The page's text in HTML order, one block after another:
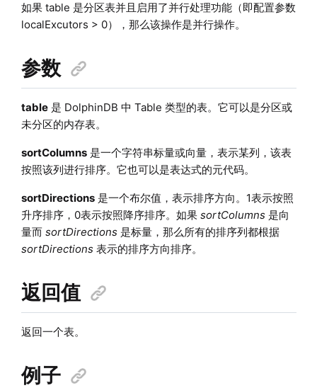
如果 table 是分区表并且启用了并行处理功能（即配置参数
localExcutors > 0），那么该操作是并行操作。
参数
table是 DolphinDB 中 Table 类型的表。它可以是分区或
未分区的内存表。
sortColumns是一个字符串标量或向量，表示某列，该表
按照该列进行排序。它也可以是表达式的元代码。
sortDirections是一个布尔值，表示排序方向。1表示按照
升序排序，0表示按照降序排序。如果 sortColumns是向
量而 sortDirections是标量，那么所有的排序列都根据
sortDirections表示的排序方向排序。
返回值
返回一个表。
例子